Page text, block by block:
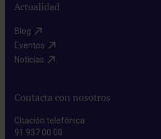
Actualidad
Blog​
Eventos​
Noticias​
Contacta con nosotros
Citación telefónica
91 937 00 00